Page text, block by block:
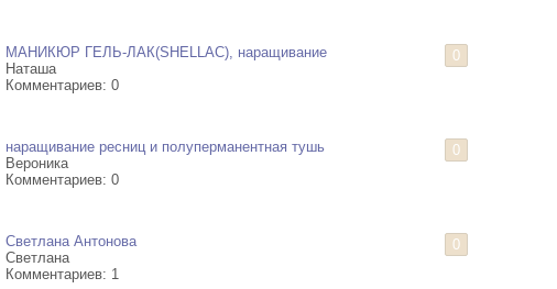
МАНИКЮР ГЕЛЬ-ЛАК(SHELLAC), наращивание
Наташа
Комментариев: 0
0
наращивание ресниц и полуперманентная тушь
Вероника
Комментариев: 0
0
Светлана Антонова
Светлана
Комментариев: 1
0